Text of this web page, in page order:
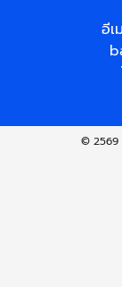
อีเ
© 2569